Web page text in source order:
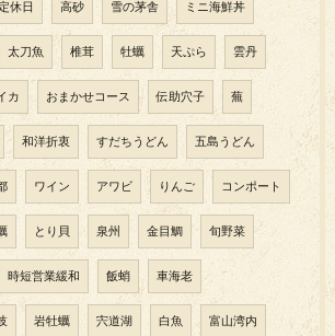
休日 高砂 雪の茅舎 ミニ海鮮丼
太刀魚 椎茸 牡蠣 天ぷら 雲丹
カ おまかせコース 伝助穴子 蕪
和洋折衷 すだちうどん 五島うどん
ワイン アワビ りんご コンポート
とり貝 泉州 金目鯛 旬野菜
時短営業緩和 飯蛸 車海老
岩牡蠣 宍道湖 白魚 富山湾内